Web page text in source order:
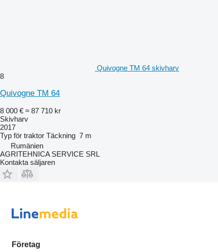
Quivogne TM 64 skivharv
8
Quivogne TM 64
8 000 € ≈ 87 710 kr
Skivharv
2017
Typ för traktor Täckning 7 m
Rumänien
AGRITEHNICA SERVICE SRL
Kontakta säljaren
Företag